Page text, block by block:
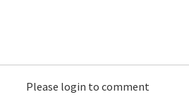
Please login to comment